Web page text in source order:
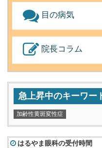
目の病気
院長コラム
急上昇中のキーワー
加齢性黄斑変性症
はるやま眼科の受付時間